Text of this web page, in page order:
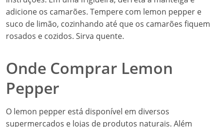
adicione os camarões. Tempere com lemon pepper e
suco de limão, cozinhando até que os camarões fiquem
rosados e cozidos. Sirva quente.
Onde Comprar Lemon
Pepper
O lemon pepper está disponível em diversos
supermercados e lojas de produtos naturais. Além